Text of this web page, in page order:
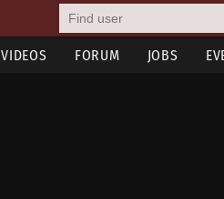
VIDEOS FORUM JOBS